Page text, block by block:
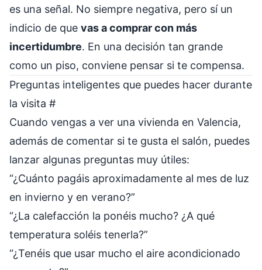
es una señal. No siempre negativa, pero sí un
indicio de que vas a comprar con más
incertidumbre. En una decisión tan grande
como un piso, conviene pensar si te compensa.
Preguntas inteligentes que puedes hacer durante
la visita #
Cuando vengas a ver una vivienda en Valencia,
además de comentar si te gusta el salón, puedes
lanzar algunas preguntas muy útiles:
“¿Cuánto pagáis aproximadamente al mes de luz
en invierno y en verano?”
“¿La calefacción la ponéis mucho? ¿A qué
temperatura soléis tenerla?”
“¿Tenéis que usar mucho el aire acondicionado